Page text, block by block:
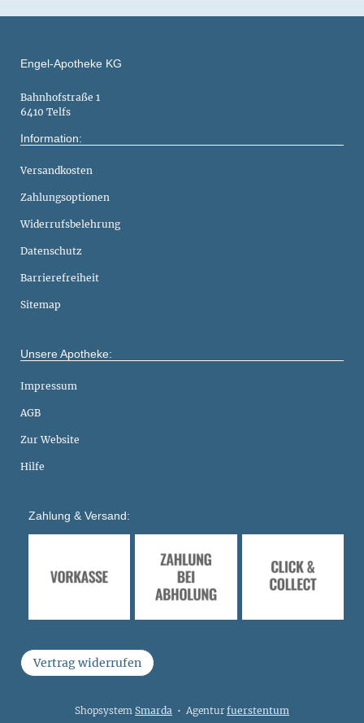
Engel-Apotheke KG
Bahnhofstraße 1
6410 Telfs
Information:
Versandkosten
Zahlungsoptionen
Widerrufsbelehrung
Datenschutz
Barrierefreiheit
Sitemap
Unsere Apotheke:
Impressum
AGB
Zur Website
Hilfe
Zahlung & Versand:
Vertrag widerrufen
Shopsystem Smarda • Agentur fuerstentum